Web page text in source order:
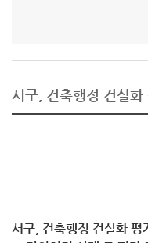
서구, 건축행정 건실
서구, 건축행정 건실화 평